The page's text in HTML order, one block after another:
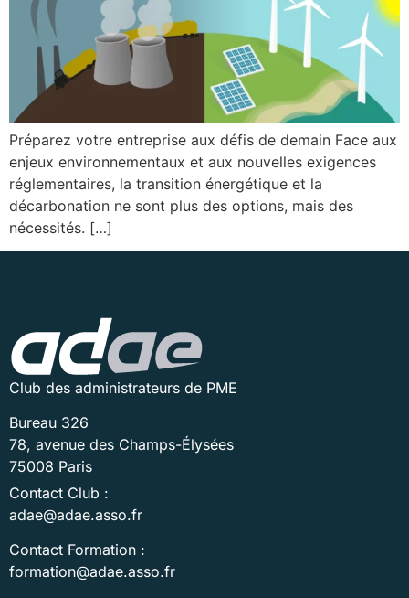
Préparez votre entreprise aux défis de demain Face aux
enjeux environnementaux et aux nouvelles exigences
réglementaires, la transition énergétique et la
décarbonation ne sont plus des options, mais des
nécessités. […]
Club des administrateurs de PME
Bureau 326
78, avenue des Champs-Élysées
75008 Paris
Contact Club :
adae@adae.asso.fr
Contact Formation :
formation@adae.asso.fr